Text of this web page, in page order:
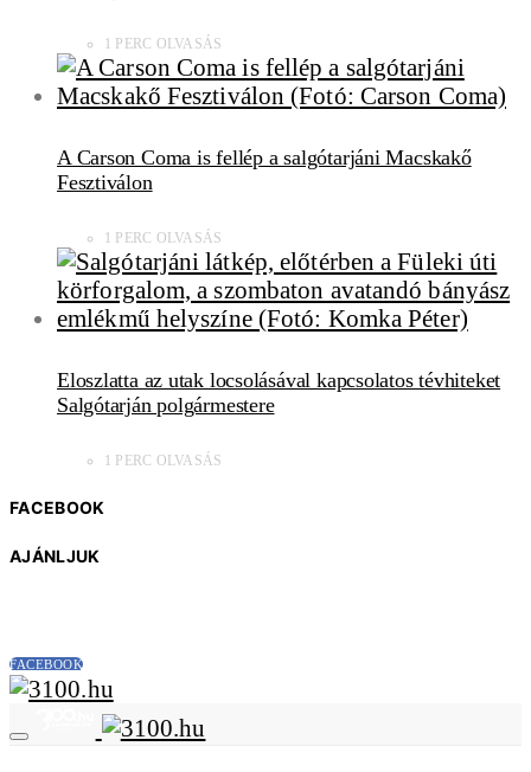
1 PERC OLVASÁS
A Carson Coma is fellép a salgótarjáni Macskakő
Fesztiválon
1 PERC OLVASÁS
Eloszlatta az utak locsolásával kapcsolatos tévhiteket
Salgótarján polgármestere
1 PERC OLVASÁS
FACEBOOK
AJÁNLJUK
FACEBOOK